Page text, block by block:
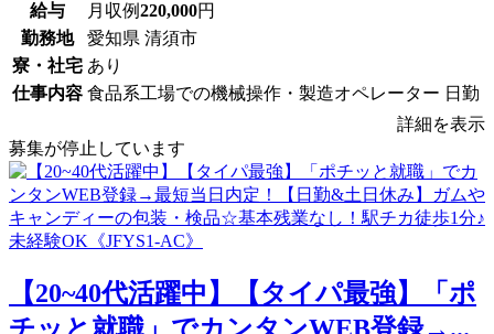
給与 月収例220,000円
勤務地
愛知県 清須市
寮・社宅 あり
仕事内容 食品系工場での機械操作・製造オペレーター 日勤
詳細を表示
募集が停止しています
【20~40代活躍中】【タイパ最強】「ポ